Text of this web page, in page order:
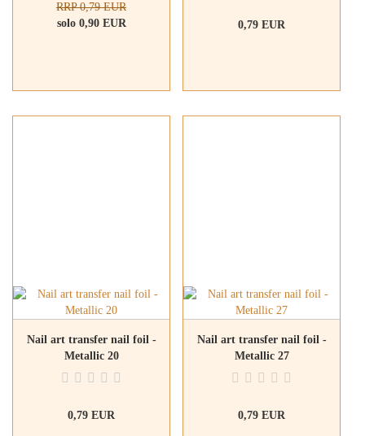
RRP 0,79 EUR
solo 0,90 EUR
0,79 EUR
Nail art transfer nail foil -
Metallic 20
0,79 EUR
Nail art transfer nail foil -
Metallic 27
0,79 EUR